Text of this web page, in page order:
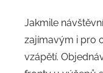
Jakmile
zajímavým i pro
vzápětí.